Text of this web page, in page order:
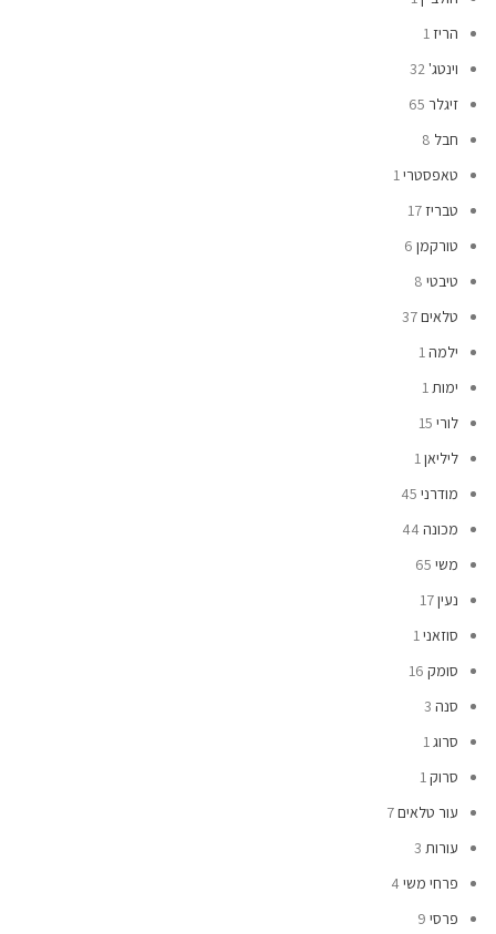
הריז1
וינטג' 32
זיגלר 65
חבל 8
טאפסטרי1
טבריז17
טורקמן 6
טיבטי 8
טלאים37
ילמה1
ימות1
לורי 15
ליליאן1
מודרני 45
מכונה 44
משי 65
נעין17
סוזאני1
סומק 16
סנה 3
סרוג1
סרוק1
עור טלאים7
עורות 3
פרחי משי 4
פרסי 9